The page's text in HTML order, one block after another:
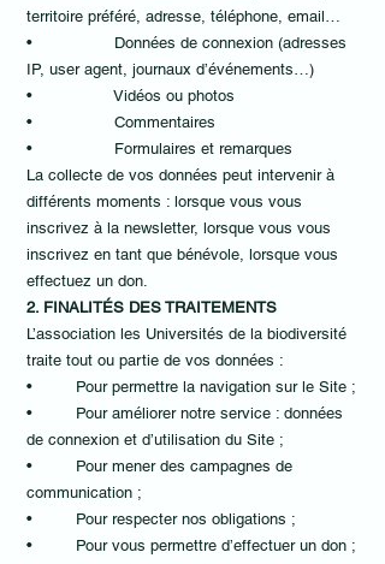
territoire préféré, adresse, téléphone, email…
• Données de connexion (adresses
IP, user agent, journaux d’événements…)
• Vidéos ou photos
• Commentaires
• Formulaires et remarques
La collecte de vos données peut intervenir à
différents moments : lorsque vous vous
inscrivez à la newsletter, lorsque vous vous
inscrivez en tant que bénévole, lorsque vous
effectuez un don.
2. FINALITÉS DES TRAITEMENTS
L’association les Universités de la biodiversité
traite tout ou partie de vos données :
• Pour permettre la navigation sur le Site ;
• Pour améliorer notre service : données
de connexion et d’utilisation du Site ;
• Pour mener des campagnes de
communication ;
• Pour respecter nos obligations ;
• Pour vous permettre d’effectuer un don ;